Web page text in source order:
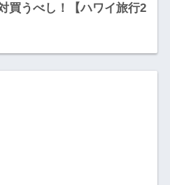
買うべし！【ハワイ旅行2